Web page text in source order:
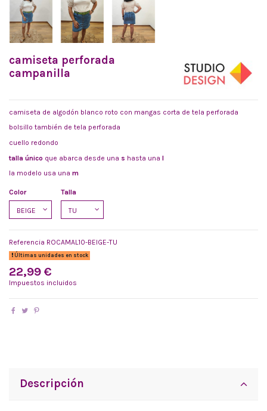
camiseta perforada
campanilla
camiseta de algodón blanco roto con mangas corta de tela perforada
bolsillo también de tela perforada
cuello redondo
talla único que abarca desde una s hasta una l
la modelo usa una m
Color Talla
Referencia ROCAMAL10-BEIGE-TU
Últimas unidades en stock
22,99 €
Impuestos incluidos
Descripción